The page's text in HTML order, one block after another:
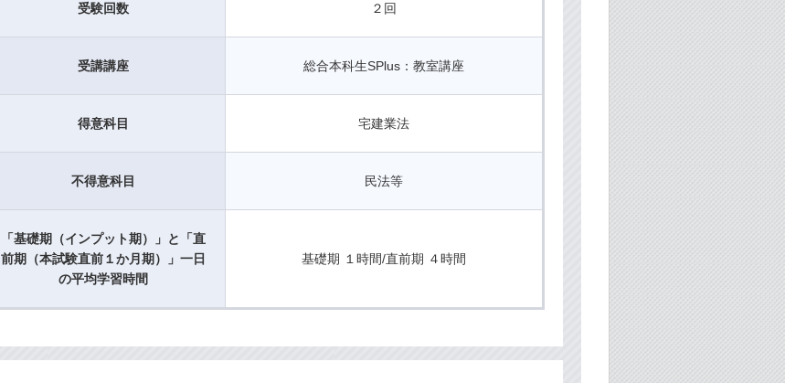
受験回数 ２回
受講講座 総合本科生SPlus：教室講座
得意科目 宅建業法
不得意科目 民法等
「基礎期（インプット期）」と「直
前期（本試験直前１か月期）」一日
の平均学習時間
基礎期 １時間/直前期 ４時間